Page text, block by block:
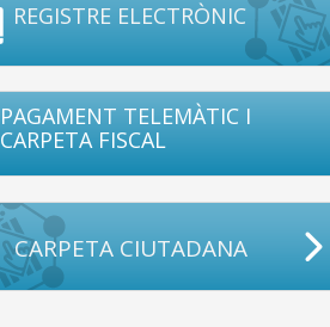
REGISTRE ELECTRÒNIC
PAGAMENT TELEMÀTIC I
CARPETA FISCAL
CARPETA CIUTADANA